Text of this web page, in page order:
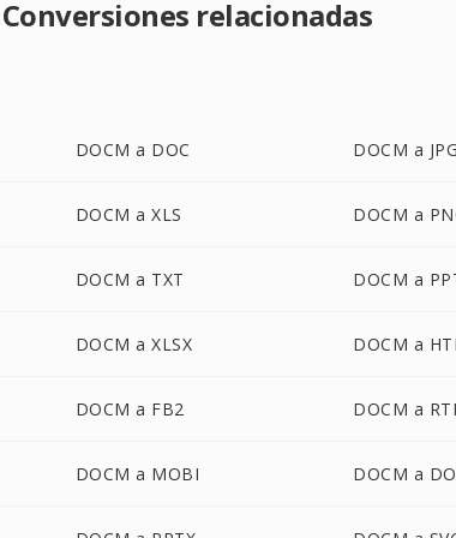
Conversiones relacionadas
DOCM a DOC DOCM a JPG
DOCM a XLS DOCM a
DOCM a TXT DOCM a
DOCM a XLSX DOCM a
DOCM a FB2 DOCM a
DOCM a MOBI DOCM a